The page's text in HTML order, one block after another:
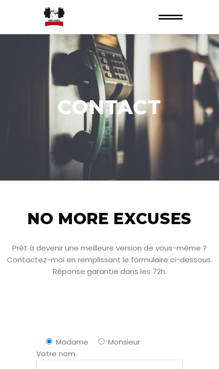
CONTACT
NO MORE EXCUSES
Prêt à devenir une meilleure version de vous-même ?
Contactez-moi en remplissant le formulaire ci-dessous.
Réponse garantie dans les 72h.
Madame
Monsieur
Votre nom